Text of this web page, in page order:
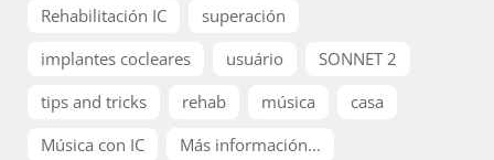
Rehabilitación IC
superación
implantes cocleares
usuário
SONNET 2
tips and tricks
rehab música
casa
Música con IC
Más información...